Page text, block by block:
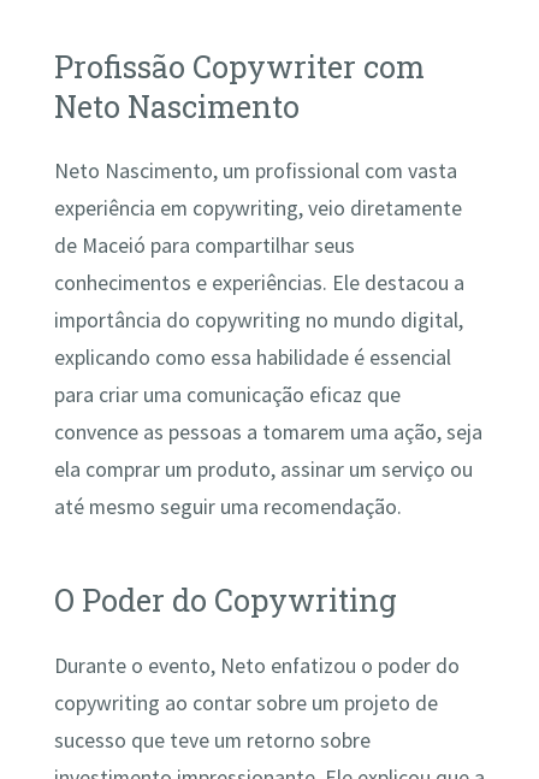
Profissão Copywriter com
Neto Nascimento
Neto Nascimento, um profissional com vasta
experiência em copywriting, veio diretamente
de Maceió para compartilhar seus
conhecimentos e experiências. Ele destacou a
importância do copywriting no mundo digital,
explicando como essa habilidade é essencial
para criar uma comunicação eficaz que
convence as pessoas a tomarem uma ação, seja
ela comprar um produto, assinar um serviço ou
até mesmo seguir uma recomendação.
O Poder do Copywriting
Durante o evento, Neto enfatizou o poder do
copywriting ao contar sobre um projeto de
sucesso que teve um retorno sobre